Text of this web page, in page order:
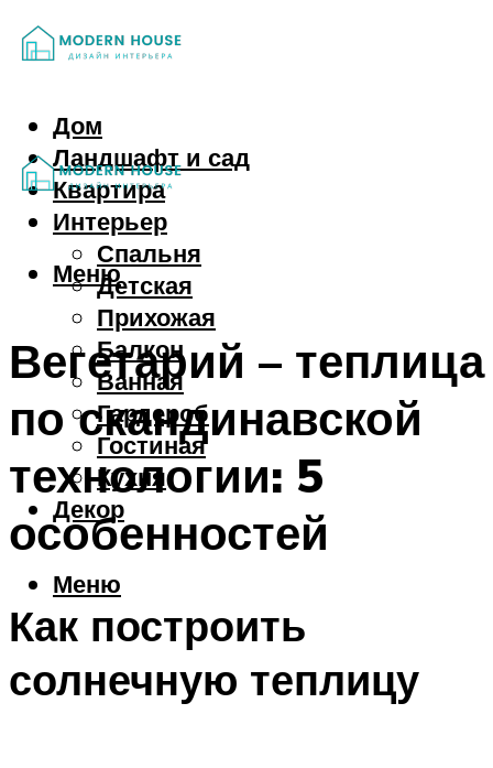
Дом
Ландшафт и сад
Квартира
Интерьер
Спальня
Детская
Прихожая
Балкон
Ванная
Гардероб
Гостиная
Кухня
Декор
Меню
Меню
Вегетарий – теплица
по скандинавской
технологии: 5
особенностей
Как построить
солнечную теплицу